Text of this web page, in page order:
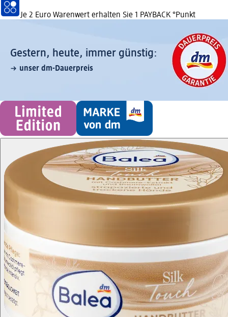
Je 2 Euro Warenwert erhalten Sie 1 PAYBACK °Punkt
Gestern, heute, immer günstig:
unser dm-Dauerpreis